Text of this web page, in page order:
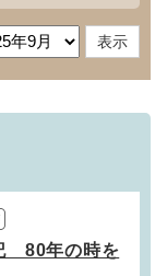
80年の時を